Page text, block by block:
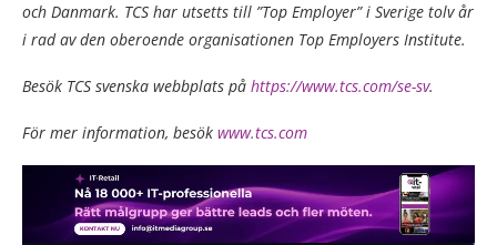
och Danmark. TCS har utsetts till ”Top Employer” i Sverige tolv år
i rad av den oberoende organisationen Top Employers Institute.
Besök TCS svenska webbplats på https://www.tcs.com/se-sv.
För mer information, besök www.tcs.com